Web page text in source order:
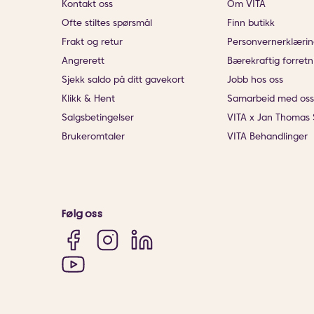
Kontakt oss
Ofte stiltes spørsmål
Frakt og retur
Angrerett
Sjekk saldo på ditt gavekort
Klikk & Hent
Salgsbetingelser
Brukeromtaler
Om VITA
Finn butikk
Bærekraftig
Jobb hos oss
Samarbeid med oss
VITA x Jan Thomas
VITA Behandlinger
Følg oss